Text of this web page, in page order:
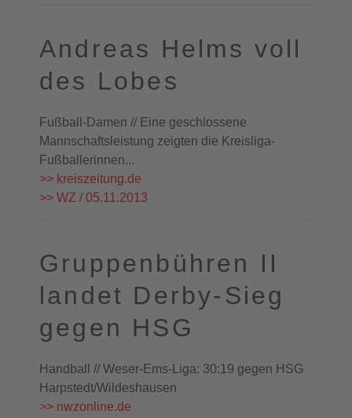
Andreas Helms voll
des Lobes
Fußball-Damen // Eine geschlossene
Mannschaftsleistung zeigten die Kreisliga-
Fußballerinnen...
>> kreiszeitung.de
>> WZ / 05.11.2013
Gruppenbühren II
landet Derby-Sieg
gegen HSG
Handball // Weser-Ems-Liga: 30:19 gegen HSG
Harpstedt/Wildeshausen
>> nwzonline.de